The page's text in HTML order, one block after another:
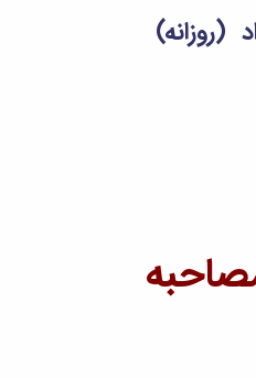
(روزانه)